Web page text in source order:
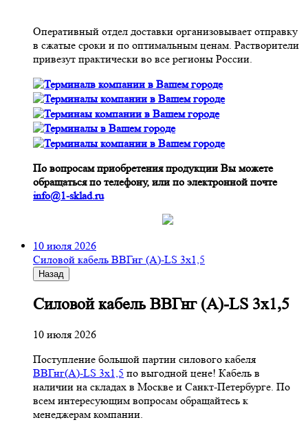
Оперативный отдел доставки организовывает отправку
в сжатые сроки и по оптимальным ценам. Растворители
привезут практически во все регионы России.
По вопросам приобретения продукции Вы можете
обращаться по телефону, или по электронной почте
info@1-sklad.ru
10 июля 2026
Cиловой кабель ВВГнг (A)-LS 3х1,5
Назад
Cиловой кабель ВВГнг (A)-LS 3х1,5
10 июля 2026
Поступление большой партии силового кабеля
ВВГнг(A)-LS 3х1,5 по выгодной цене! Кабель в
наличии на складах в Москве и Санкт-Петербурге. По
всем интересующим вопросам обращайтесь к
менеджерам компании.